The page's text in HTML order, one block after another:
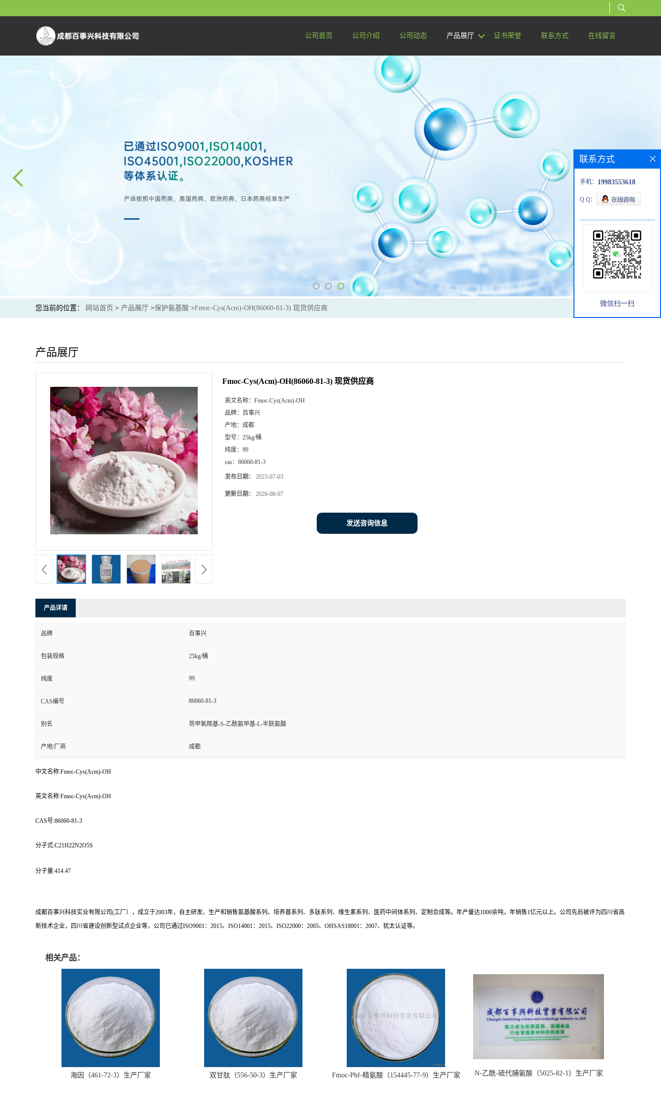
公司首页 公司介绍 公司动态 产品展厅 证书荣誉 联系方式 在线留言
您当前的位置： 网站首页 > 产品展厅 >保护氨基酸 >Fmoc-Cys(Acm)-OH(86060-81-3) 现货供应商
产品展厅
Fmoc-Cys(Acm)-OH(86060-81-3) 现货供应商
英文名称： Fmoc-Cys(Acm)-OH
品牌：
百事兴
产地： 成都
型号： 25kg/桶
纯度： 99
cas： 86060-81-3
发布日期： 2023-07-03
更新日期： 2026-08-07
发送咨询信息
产品详请
品牌 百事兴
包装规格 25kg/桶
纯度 99
CAS编号 86060-81-3
别名 芴甲氧羰基-S-乙酰氨甲基-L-半胱氨酸
产地/厂商 成都
中文名称:Fmoc-Cys(Acm)-OH
英文名称:Fmoc-Cys(Acm)-OH
CAS号:86060-81-3
分子式:C21H22N2O5S
分子量:414.47
成都百事兴科技实业有限公司(工厂），成立于2003年，自主研发、生产和销售氨基酸系列、培养基系列、多肽系列、维生素系列、医药中间体系列、定制合成等。年产量达1000余吨，年销售1亿元以上。公司先后被评为四川省高
新技术企业，四川省建设创新型试点企业等，公司已通过ISO9001： 2015、 ISO14001： 2015、 ISO22000： 2005、 OHSAS18001： 2007、犹太认证等。
相关产品：
海因（461-72-3）生产厂家 双甘肽（556-50-3）生产厂家 Fmoc-Pbf-精氨酸（154445-77-9）生产厂家 N-乙酰-硫代脯氨酸（5025-82-1）生产厂家
联系方式
手机： 19983553618
Q Q：
微信扫一扫